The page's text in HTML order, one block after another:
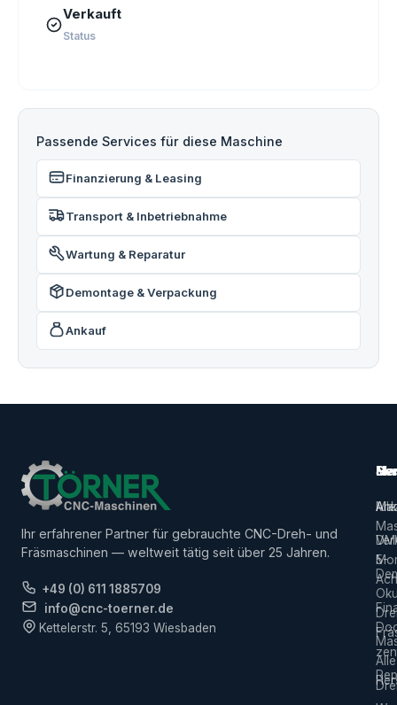
Verkauft
Status
Passende Services für diese Maschine
Finanzierung & Leasing
Transport & Inbetriebnahme
Wartung & Reparatur
Demontage & Verpackung
Ankauf
Ihr erfahrener Partner für gebrauchte CNC-Dreh- und
Fräsmaschinen — weltweit tätig seit über 25 Jahren.
+49 (0) 611 1885709
info@cnc-toerner.de
Kettelerstr. 5, 65193 Wiesbaden
Alle
5-
Alle